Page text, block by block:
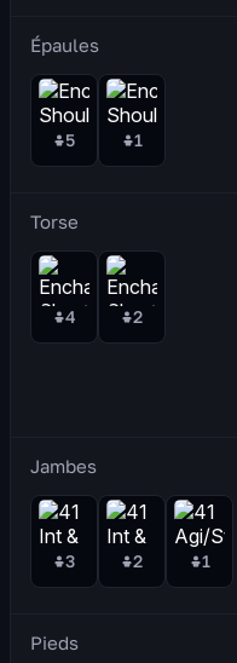
Épaules
5 1
Torse
4 2
Jambes
3 2 1
Pieds